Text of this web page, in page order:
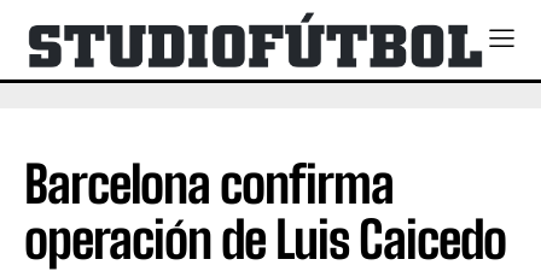
Barcelona confirma
operación de Luis Caicedo